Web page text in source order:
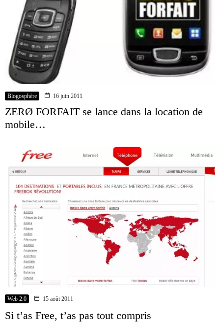
Blogosphère 16 juin 2011
ZERØ FORFAIT se lance dans la location de
mobile…
Web 2.0 15 août 2011
Si t’as Free, t’as pas tout compris